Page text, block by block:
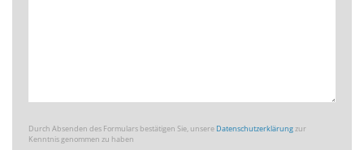
Durch Absenden des Formulars bestätigen Sie, unsereDatenschutzerklärungzur
Kenntnis genommen zu haben